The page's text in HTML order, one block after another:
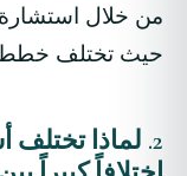
من خلال استشارة
حيث تختلف خطط
2. لماذا